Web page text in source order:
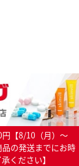
【8/10（月）～
の発送までにお時
ください】